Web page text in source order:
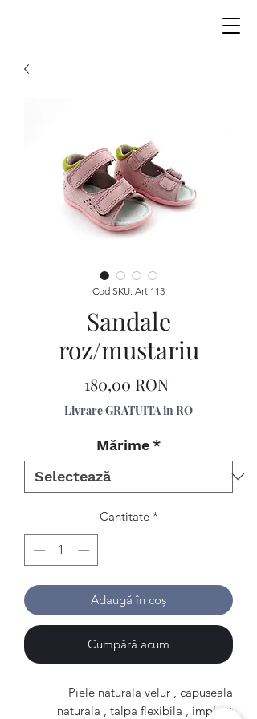
Cod SKU: Art.113
Sandale
roz/mustariu
180,00 RONPreț
Livrare GRATUITA in RO
Mărime *
Cantitate *
Adaugă în coș
Cumpără acum
Piele naturala velur , capuseala
naturala , talpa flexibila , implant